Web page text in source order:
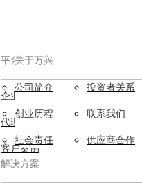
AIGC数字创意
视频创意
万兴剧厂
AI驱动的一站式精品影视内容创作平
台
万兴喵影
平台服务
企业用户
代理商
客户案例
解决方案
关于万兴
公司简介
创业历程
社会责任
投资者关系
联系我们
供应商合作